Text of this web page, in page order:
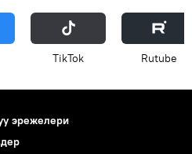
ТikТоk Rutube
эрежелери